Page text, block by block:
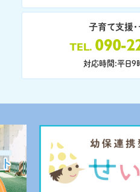
子育て支援
TEL 090-
対応時間:平日